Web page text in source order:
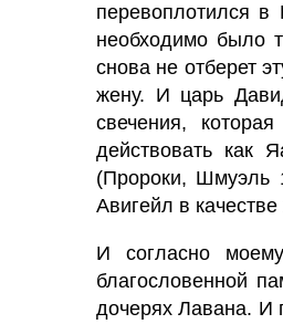
перевоплотился
необходимо было
снова не отберет
жену. И царь
свечения,
действовать как
(Пророки, Шмуэль
Авигейл в
И согласно
благословенной
дочерях Лавана. И